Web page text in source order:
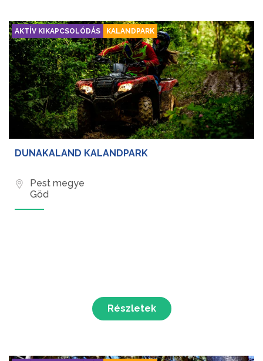
AKTÍV KIKAPCSOLÓDÁS KALANDPARK
DUNAKALAND KALANDPARK
Pest megye
Göd
Részletek